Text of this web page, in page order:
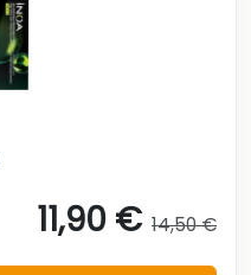
11,90 € 14,50 €